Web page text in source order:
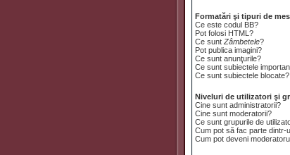
Formatări şi tipuri de
Ce este codul BB?
Pot folosi HTML?
Ce sunt Zâmbetele?
Pot publica imagini?
Ce sunt anunţurile?
Ce sunt subiectele
Ce sunt subiectele blocate?
Niveluri de utilizatori şi
Cine sunt administratorii?
Cine sunt moderatorii?
Ce sunt grupurile de
Cum pot să fac parte dintr-
Cum pot deveni